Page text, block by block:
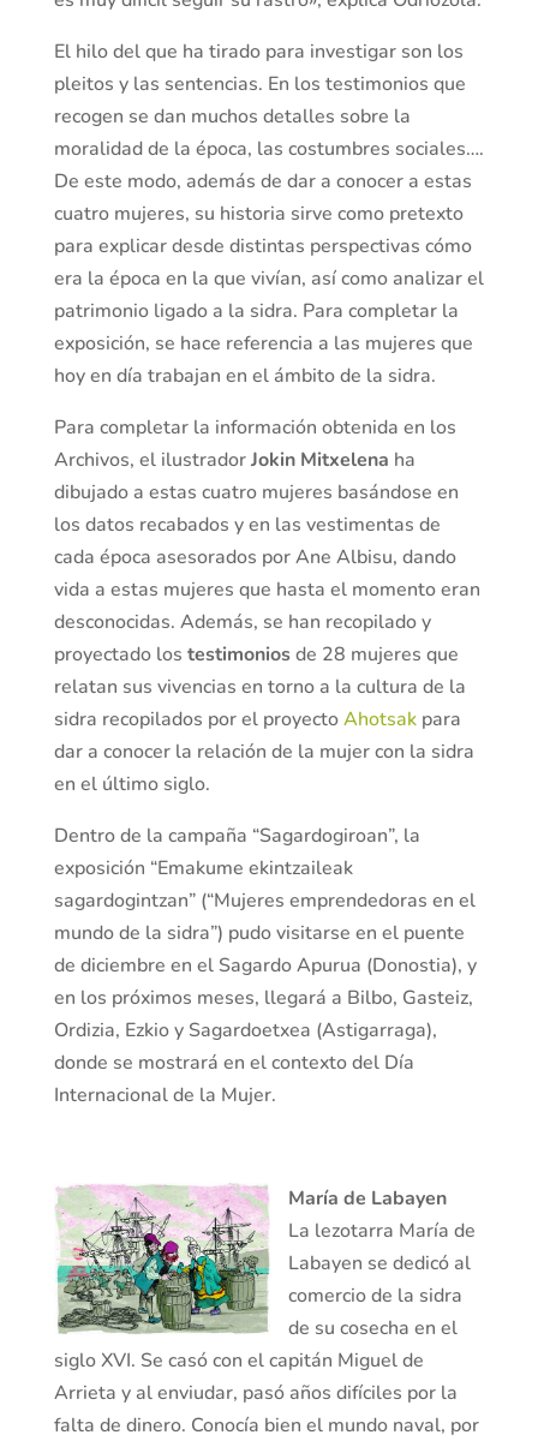
El hilo del que ha tirado para investigar son los
pleitos y las sentencias. En los testimonios que
recogen se dan muchos detalles sobre la
moralidad de la época, las costumbres sociales….
De este modo, además de dar a conocer a estas
cuatro mujeres, su historia sirve como pretexto
para explicar desde distintas perspectivas cómo
era la época en la que vivían, así como analizar el
patrimonio ligado a la sidra. Para completar la
exposición, se hace referencia a las mujeres que
hoy en día trabajan en el ámbito de la sidra.
Para completar la información obtenida en los
Archivos, el ilustradorJokin Mitxelena ha
dibujado a estas cuatro mujeres basándose en
los datos recabados y en las vestimentas de
cada época asesorados por Ane Albisu, dando
vida a estas mujeres que hasta el momento eran
desconocidas. Además, se han recopilado y
proyectado los testimoniosde 28 mujeres que
relatan sus vivencias en torno a la cultura de la
sidra recopilados por el proyectoAhotsakpara
dar a conocer la relación de la mujer con la sidra
en el último siglo.
Dentro de la campaña “Sagardogiroan”, la
exposición “Emakume ekintzaileak
sagardogintzan” (“Mujeres emprendedoras en el
mundo de la sidra”) pudo visitarse en el puente
de diciembre en el Sagardo Apurua (Donostia), y
en los próximos meses, llegará a Bilbo, Gasteiz,
Ordizia, Ezkio y Sagardoetxea (Astigarraga),
donde se mostrará en el contexto del Día
Internacional de la Mujer.
María de Labayen
La lezotarra María de
Labayen se dedicó al
comercio de la sidra
de su cosecha en el
siglo XVI. Se casó con el capitán Miguel de
Arrieta y al enviudar, pasó años difíciles por la
falta de dinero. Conocía bien el mundo naval, por